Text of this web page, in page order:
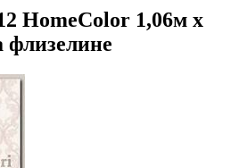
HomeColor 1,06м х
флизелине